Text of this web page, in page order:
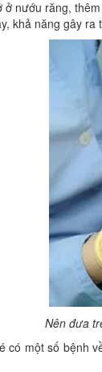
ở nướu răng,
khả năng gây
Nên đưa
có một số bệnh